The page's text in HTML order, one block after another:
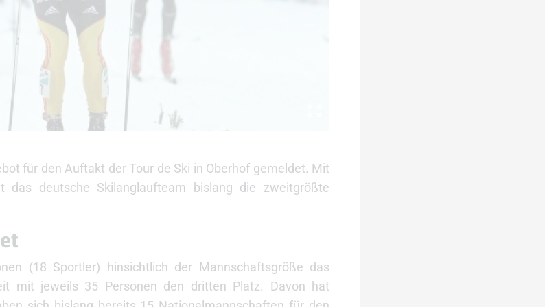
für den Auftakt der Tour de Ski in Oberhof gemeldet. Mit
deutsche Skilanglaufteam bislang die zweitgrößte
(18 Sportler) hinsichtlich der Mannschaftsgröße das
mit jeweils 35 Personen den dritten Platz. Davon hat